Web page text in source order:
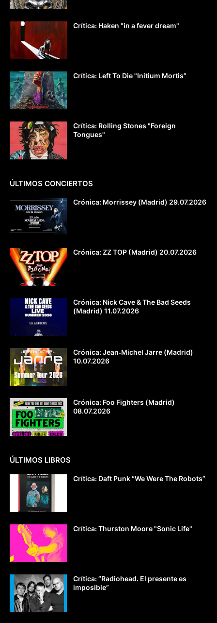
Crítica: Haken "in a fever dream"
Crítica: Left To Die "Initium Mortis”
Crítica: Rolling Stones "Foreign
Tongues"
ÚLTIMOS CONCIERTOS
Crónica: Morrissey (Madrid) 29.07.2026
Crónica: ZZ TOP (Madrid) 20.07.2026
Crónica: Nick Cave & The Bad Seeds
(Madrid) 11.07.2026
Crónica: Jean‐Michel Jarre (Madrid)
10.07.2026
Crónica: Foo Fighters (Madrid)
08.07.2026
ÚLTIMOS LIBROS
Crítica: Daft Punk “We Were The Robots”
Crítica: Thurston Moore "Sonic Life"
Crítica: “Radiohead. El presente es
imposible”